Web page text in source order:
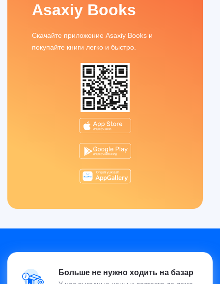
Asaxiy Books
Скачайте приложение Asaxiy Books и
покупайте книги легко и быстро.
Больше не нужно ходить на базар